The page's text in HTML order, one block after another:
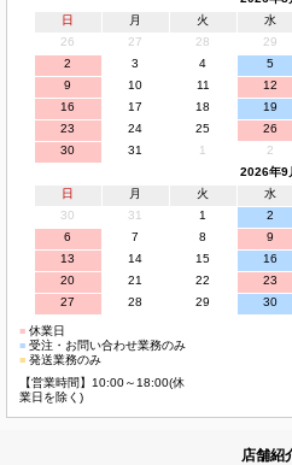
日
月 火 水
26
27 28 29
2
3 4 5
9
10 11 12
16
17 18 19
23
24 25 26
30
31 1 2
2026年9
日
月 火 水
30
31 1 2
6
7 8 9
13
14 15 16
20
21 22 23
27
28 29 30
■休業日
■受注・お問い合わせ業務のみ
■発送業務のみ
【営業時間】10:00～18:00(休
業日を除く)
店舗紹